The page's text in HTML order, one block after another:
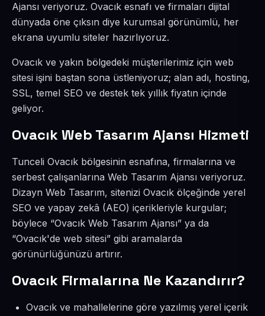
Ajansı veriyoruz. Ovacık esnafı ve firmaları dijital
dünyada öne çıksın diye kurumsal görünümlü, her
ekrana uyumlu siteler hazırlıyoruz.
Ovacık ve yakın bölgedeki müşterilerimiz için web
sitesi işini baştan sona üstleniyoruz; alan adı, hosting,
SSL, temel SEO ve destek tek yıllık fiyatın içinde
geliyor.
Ovacık Web Tasarım Ajansı Hizmeti
Tunceli Ovacık bölgesinin esnafına, firmalarına ve
serbest çalışanlarına Web Tasarım Ajansı veriyoruz.
Dizayn Web Tasarım, sitenizi Ovacık ölçeğinde yerel
SEO ve yapay zekâ (AEO) içerikleriyle kurgular;
böylece “Ovacık Web Tasarım Ajansı” ya da
“Ovacık'de web sitesi” gibi aramalarda
görünürlüğünüzü artırır.
Ovacık Firmalarına Ne Kazandırır?
Ovacık ve mahallelerine göre yazılmış yerel içerik